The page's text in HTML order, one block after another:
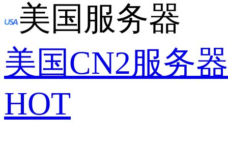
美国服务器
美国CN2服务器
HOT